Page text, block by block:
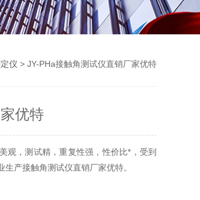
仪 > JY-PHa接触角测试仪直销厂家优特
优特
观，测试精，重复性强，性价比*，受到
产接触角测试仪直销厂家优特。